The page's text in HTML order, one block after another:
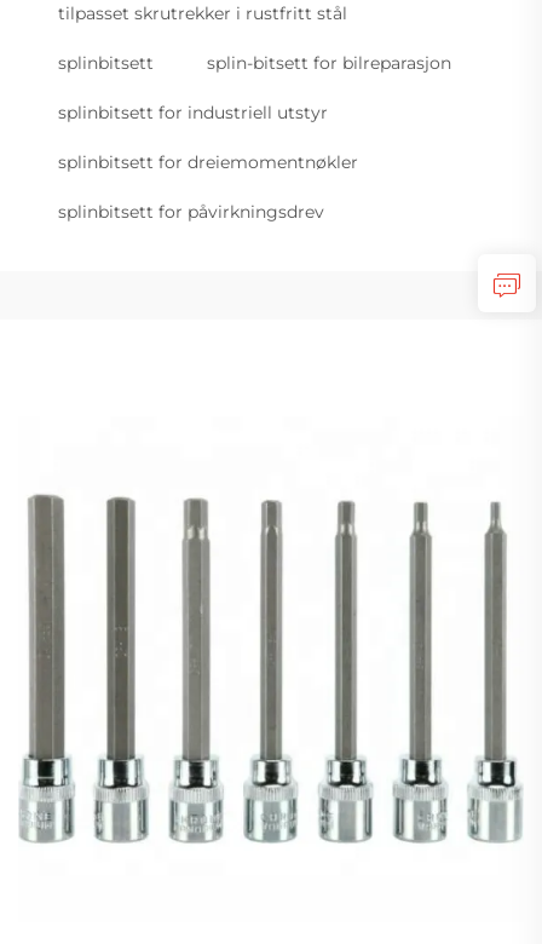
tilpasset skrutrekker i rustfritt stål
splinbitsett splin-bitsett for bilreparasjon
splinbitsett for industriell utstyr
splinbitsett for dreiemomentnøkler
splinbitsett for påvirkningsdrev